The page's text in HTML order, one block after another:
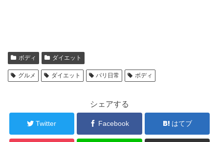
ボディ ダイエット
グルメ ダイエット パリ日常 ボディ
シェアする
Twitter Facebook はてブ